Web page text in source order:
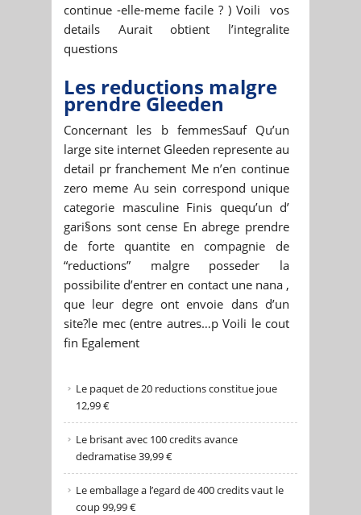
continue -elle-meme facile ? ) Voili vos
details Aurait obtient l’integralite
questions
Les reductions malgre
prendre Gleeden
Concernant les b femmesSauf Qu’un
large site internet Gleeden represente au
detail pr franchement Me n’en continue
zero meme Au sein correspond unique
categorie masculine Finis quequ’un d’
gari§ons sont cense En abrege prendre
de forte quantite en compagnie de
“reductions” malgre posseder la
possibilite d’entrer en contact une nana ,
que leur degre ont envoie dans d’un
site?le mec (entre autres…p Voili le cout
fin Egalement
Le paquet de 20 reductions constitue joue
12,99 €
Le brisant avec 100 credits avance
dedramatise 39,99 €
Le emballage a l’egard de 400 credits vaut le
coup 99,99 €